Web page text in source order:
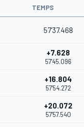
TEMPS
57'37.468
+7.628
57'45.096
+16.804
57'54.272
+20.072
57'57.540